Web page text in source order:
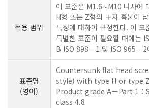
적용 범위
이 표준은 M1.6∼M10 나사에
H형 또는 Z형의 ＋자 홈붙이
특성에 대하여 규정한다. 이 표
특별한 표준이 필요할 때에는
B ISO 898－1 및 ISO 965－2
표준명
(영어)
Countersunk flat head
style) with type H or type
Product grade A－Part 1
class 4.8